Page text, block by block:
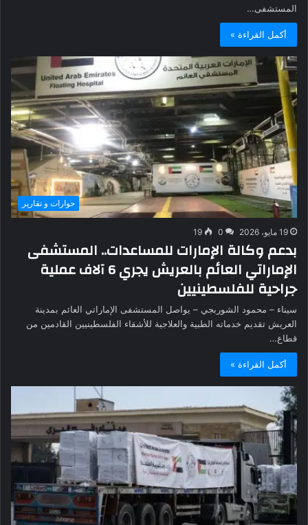
المستشفى…
أكمل القراءة »
حوارات و تقارير
19 مايو، 2026 0
19
بدعم وكالة الإمارات للمساعدات.. المستشفى
الإماراتي العائم بالعريش يجري 6 آلاف عملية
جراحية للفلسطينيين
سيناء – محمود الشوربجي – يواصل المستشفى الإماراتي العائم بمدينة
العريش تقديم خدماته الطبية والعلاجية للأشقاء الفلسطينيين القادمين من
قطاع…
أكمل القراءة »